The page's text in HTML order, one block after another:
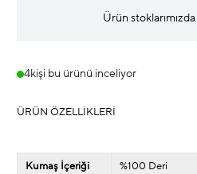
Ürün stoklarımızda
4kişi bu ürünü inceliyor
ÜRÜN ÖZELLIKLERI
Kumaş İçeriği %100 Deri